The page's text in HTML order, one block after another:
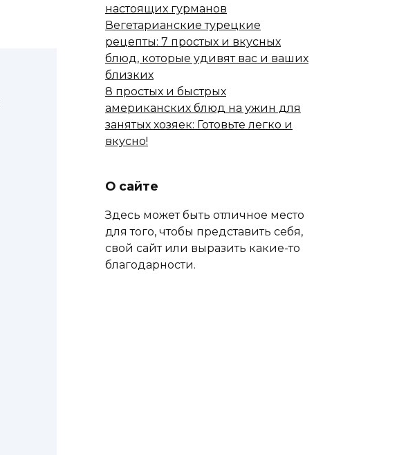
настоящих гурманов
Вегетарианские турецкие
рецепты: 7 простых и вкусных
блюд, которые удивят вас и ваших
близких
8 простых и быстрых
американских блюд на ужин для
занятых хозяек: Готовьте легко и
вкусно!
О сайте
Здесь может быть отличное место
для того, чтобы представить себя,
свой сайт или выразить какие-то
благодарности.